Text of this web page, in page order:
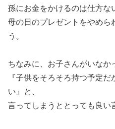
孫にお金をかけるのは仕方な
母の日のプレゼントをやめら
う。
ちなみに、お子さんがいなか
『子供をそろそろ持つ予定
い』と、
言ってしまうととっても良い